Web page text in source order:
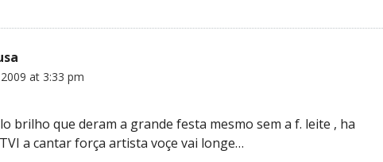
at 3:33 pm
brilho que deram a grande festa mesmo sem a f. leite , ha
a cantar força artista voçe vai longe…